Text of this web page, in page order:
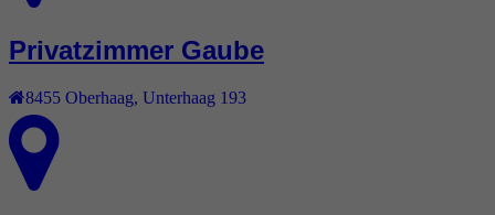
Privatzimmer Gaube
8455 Oberhaag Unterhaag 193